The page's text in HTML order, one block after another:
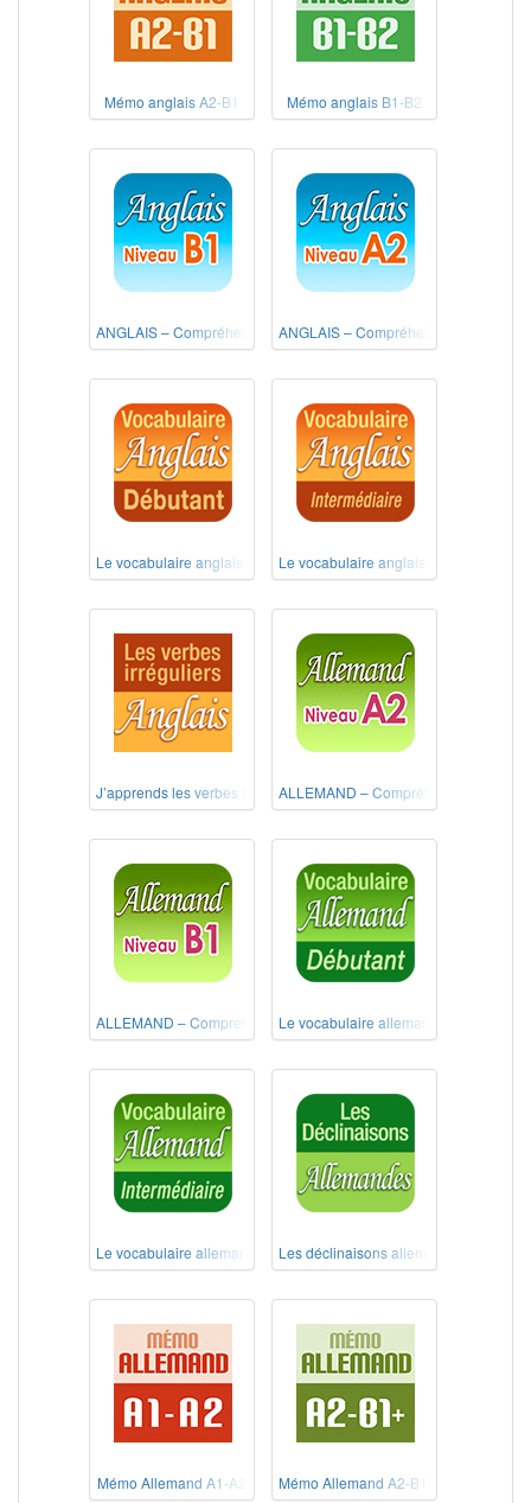
Mémo anglais A2-B1 Mémo anglais B1-B2
ANGLAIS – Compréhension de l'écrit Niveau B1
ANGLAIS – Compréhension de l'écrit
Le vocabulaire anglais débutantLe vocabulaire anglais intermédiaire
J’apprends les verbes irréguliers anglaisALLEMAND – Compréhension de
ALLEMAND – Compréhension de l'écrit Niveau B1
Le vocabulaire allemand débutant
Le vocabulaire allemand intermédiaireLes déclinaisons allemandes
Mémo Allemand A1-A2 Mémo Allemand A2-B1+